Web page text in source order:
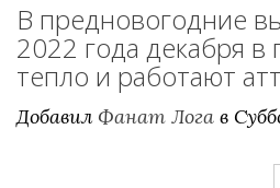
В предновогодние
2022 года декабря в
тепло и работают
Добавил Фанат Лога в